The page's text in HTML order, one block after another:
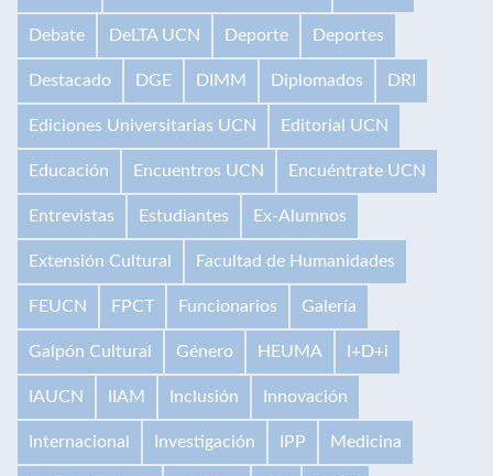
Debate DeLTA UCN Deporte Deportes
Destacado DGE DIMM Diplomados DRI
Ediciones Universitarias UCN Editorial UCN
Educación Encuentros UCN Encuéntrate UCN
Entrevistas Estudiantes Ex-Alumnos
Extensión Cultural Facultad de Humanidades
FEUCN FPCT Funcionarios Galería
Galpón Cultural Género HEUMA I+D+i
IAUCN IIAM Inclusión Innovación
Internacional Investigación IPP Medicina